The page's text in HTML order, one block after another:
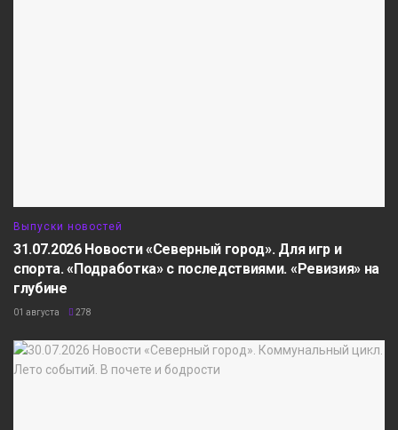
Выпуски новостей
31.07.2026 Новости «Северный город». Для игр и
спорта. «Подработка» с последствиями. «Ревизия» на
глубине
01 августа 278